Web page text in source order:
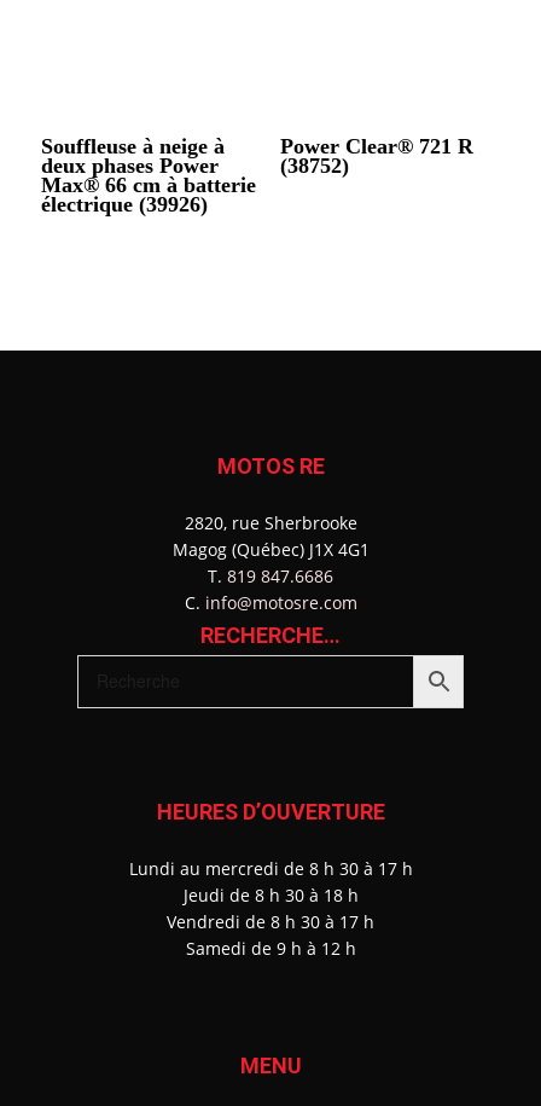
Souffleuse à neige à
deux phases Power
Max® 66 cm à batterie
électrique (39926)
Power Clear® 721 R
(38752)
MOTOS RE
2820, rue Sherbrooke
Magog (Québec) J1X 4G1
T. 819 847.6686
C. info@motosre.com
RECHERCHE…
HEURES D’OUVERTURE
Lundi au mercredi de 8 h 30 à 17 h
Jeudi de 8 h 30 à 18 h
Vendredi de 8 h 30 à 17 h
Samedi de 9 h à 12 h
MENU